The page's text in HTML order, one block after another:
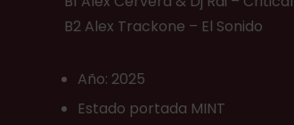
B2 Alex Trackone – El Sonido
Año: 2025
Estado portada MINT